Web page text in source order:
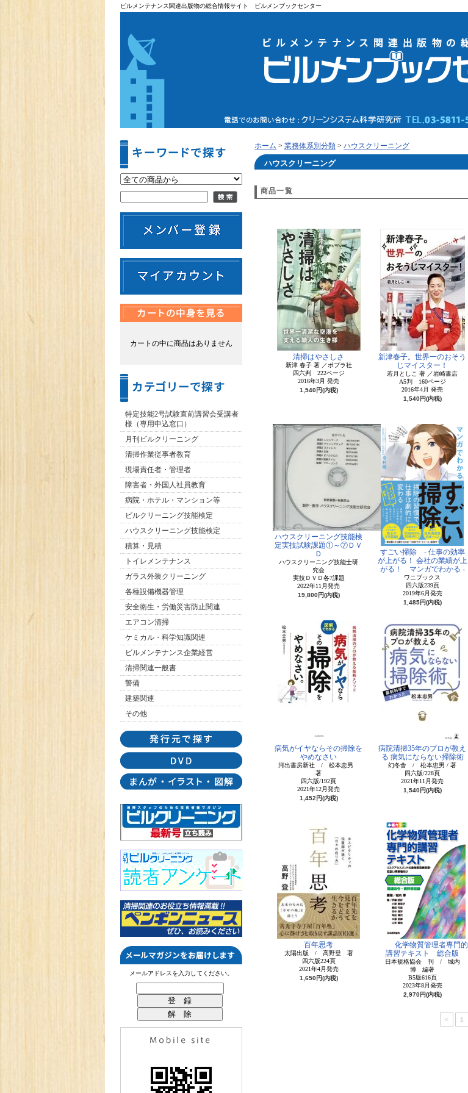
ビルメンテナンス関連出版物の総合情報サイト ビルメンブックセンター
カートの中に商品はありません
特定技能2号試験直前講習会受講者
様（専用申込窓口）
月刊ビルクリーニング
清掃作業従事者教育
現場責任者・管理者
障害者・外国人社員教育
病院・ホテル・マンション等
ビルクリーニング技能検定
ハウスクリーニング技能検定
積算・見積
トイレメンテナンス
ガラス外装クリーニング
各種設備機器管理
安全衛生・労働災害防止関連
エアコン清掃
ケミカル・科学知識関連
ビルメンテナンス企業経営
清掃関連一般書
警備
建築関連
その他
メールアドレスを入力してください。
ホーム > 業務体系別分類 > ハウスクリーニング
ハウスクリーニング
商品一覧
清掃はやさしさ
新津 春子 著 ／ポプラ社
四六判 222ページ
2016年3月 発売
1,540円(内税)
新津春子。世界一のおそう
じマイスター！
若月としこ 著 ／岩崎書店
A5判 160ページ
2016年4月 発売
1,540円(内税)
ハウスクリーニング技能検
定実技試験課題①～⑦ＤＶ
Ｄ
ハウスクリーニング技能士研
究会
実技ＤＶＤ各7課題
2022年11月発売
19,800円(内税)
すごい掃除 - 仕事の効率
が上がる！ 会社の業績が上
がる！ マンガでわかる -
ワニブックス
四六版239頁
2019年6月発売
1,485円(内税)
病気がイヤならその掃除を
やめなさい
河出書房新社 / 松本忠男
著
四六版/192頁
2021年12月発売
1,452円(内税)
病院清掃35年のプロが教え
る 病気にならない掃除術
幻冬舎 / 松本忠男 / 著
四六版/228頁
2021年11月発売
1,540円(内税)
百年思考
太陽出版 / 高野登 著
四六版224頁
2021年4月発売
1,650円(内税)
化学物質管理者専門的
講習テキスト 総合版
日本規格協会 刊 / 城内
博 編著
B5版616頁
2023年8月発売
2,970円(内税)
< 1